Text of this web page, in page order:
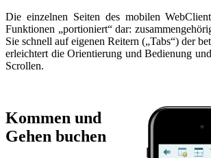
Die einzelnen Seiten des mobilen
Funktionen „portioniert“ dar:
Sie schnell auf eigenen Reitern („Tabs“) der
erleichtert die Orientierung und Bedienung
Scrollen.
Kommen und
Gehen buchen